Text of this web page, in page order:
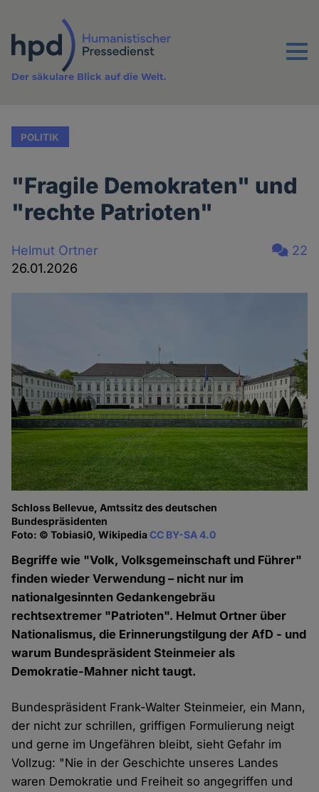
Inhalt
Menu
Der säkulare Blick auf die Welt.
POLITIK
"Fragile Demokraten" und
"rechte Patrioten"
Helmut Ortner
26.01.2026
22
Schloss Bellevue, Amtssitz des deutschen
Bundespräsidenten
Foto: © Tobiasi0, WikipediaCC BY-SA 4.0
Begriffe wie "Volk, Volksgemeinschaft und Führer"
finden wieder Verwendung – nicht nur im
nationalgesinnten Gedankengebräu
rechtsextremer "Patrioten". Helmut Ortner über
Nationalismus, die Erinnerungstilgung der AfD - und
warum Bundespräsident Steinmeier als
Demokratie-Mahner nicht taugt.
Bundespräsident Frank-Walter Steinmeier, ein Mann,
der nicht zur schrillen, griffigen Formulierung neigt
und gerne im Ungefähren bleibt, sieht Gefahr im
Vollzug: "Nie in der Geschichte unseres Landes
waren Demokratie und Freiheit so angegriffen und